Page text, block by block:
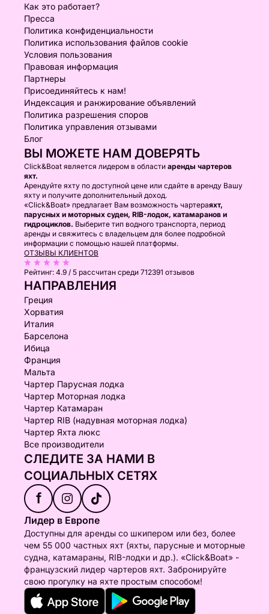
Как это работает?
Пресса
Политика конфиденциальности
Политика использования файлов cookie
Условия пользования
Правовая информация
Партнеры
Присоединяйтесь к нам!
Индексация и ранжирование объявлений
Политика разрешения споров
Политика управления отзывами
Блог
ВЫ МОЖЕТЕ НАМ ДОВЕРЯТЬ
Click&Boat является лидером в области аренды чартеров
яхт.
Арендуйте яхту по доступной цене или сдайте в аренду Вашу
яхту и получите дополнительный доход.
«Click&Boat» предлагает Вам возможность чартераяхт,
парусных и моторных суден, RIB-лодок, катамаранов и
гидроциклов. Выберите тип водного транспорта, период
аренды и свяжитесь с владельцем для более подробной
информации с помощью нашей платформы.
ОТЗЫВЫ КЛИЕНТОВ
Рейтинг: 4.9 / 5 рассчитан среди 712391 отзывов
НАПРАВЛЕНИЯ
Греция
Хорватия
Италия
Барселона
Ибица
Франция
Мальта
Чартер Парусная лодка
Чартер Моторная лодка
Чартер Катамаран
Чартер RIB (надувная моторная лодка)
Чартер Яхта люкс
Все производители
СЛЕДИТЕ ЗА НАМИ В
СОЦИАЛЬНЫХ СЕТЯХ
f
Лидер в Европе
Доступны для аренды со шкипером или без, более
чем 55 000 частных яхт (яхты, парусные и моторные
судна, катамараны, RIB-лодки и др.). «Click&Boat» -
французский лидер чартеров яхт. Забронируйте
свою прогулку на яхте простым способом!